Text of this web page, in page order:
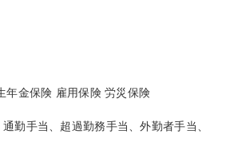
年金保険 雇用保険 労災保険
勤手当、超過勤務手当、外勤者手当、